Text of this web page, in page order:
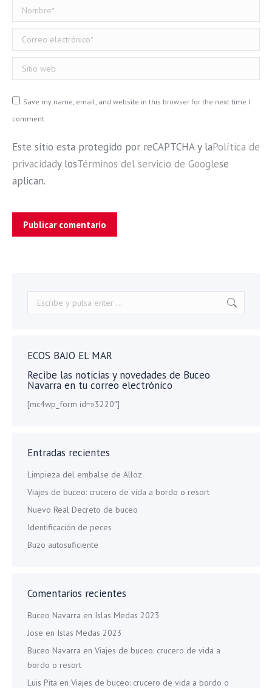
Nombre *
Correo electrónico *
Sitio web
Save my name, email, and website in this browser for the next time I
comment.
Este sitio esta protegido por reCAPTCHA y laPolítica de
privacidady losTérminos del servicio de Googlese
aplican.
Publicar comentario
Buscar:
ECOS BAJO EL MAR
Recibe las noticias y novedades de Buceo
Navarra en tu correo electrónico
[mc4wp_form id=»3220″]
Entradas recientes
Limpieza del embalse de Alloz
Viajes de buceo: crucero de vida a bordo o resort
Nuevo Real Decreto de buceo
Identificación de peces
Buzo autosuficiente
Comentarios recientes
Buceo Navarra en Islas Medas 2023
Jose en Islas Medas 2023
Buceo Navarra en Viajes de buceo: crucero de vida a
bordo o resort
Luis Pita en Viajes de buceo: crucero de vida a bordo o